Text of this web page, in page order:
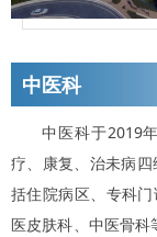
中医科
中医科于2019
疗、康复、治未病
括住院病区、专科
医皮肤科、中医骨